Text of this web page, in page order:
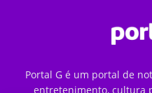
Portal G é um portal de
entretenimento, cultura